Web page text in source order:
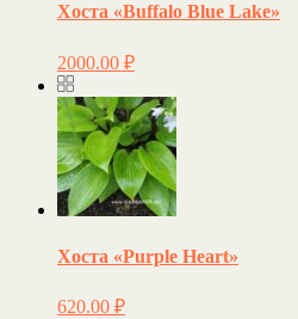
Хоста «Buffalo Blue Lake»
2000.00 ₽
Хоста «Purple Heart»
620.00 ₽